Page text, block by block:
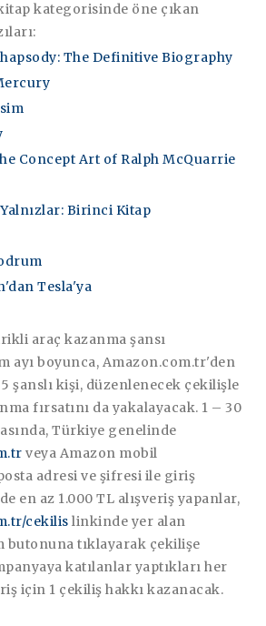
kategorisinde öne çıkan
The Definitive Biography
Concept Art of Ralph McQuarrie
Birinci Kitap
Tesla'ya
araç kazanma şansı
ayı boyunca, Amazon.com.tr'den
şanslı kişi, düzenlenecek çekilişle
fırsatını da yakalayacak. 1 – 30
Türkiye genelinde
veya Amazon mobil
adresi ve şifresi ile giriş
en az 1.000 TL alışveriş yapanlar,
cekilis linkinde yer alan
butonuna tıklayarak çekilişe
katılanlar yaptıkları her
için 1 çekiliş hakkı kazanacak.